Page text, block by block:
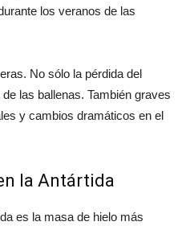
los veranos de las
No sólo la pérdida del
las ballenas. También graves
y cambios dramáticos en el
la Antártida
es la masa de hielo más